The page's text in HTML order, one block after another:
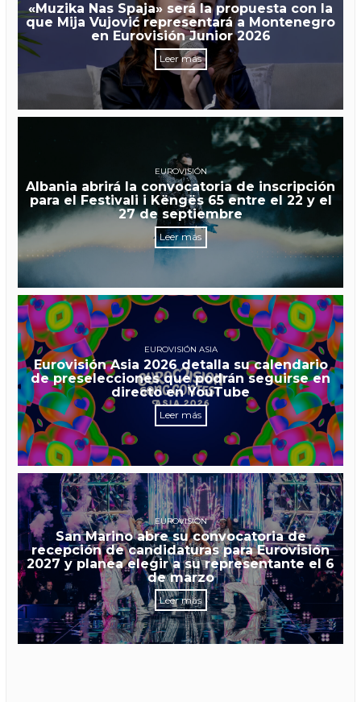
«Muzika Nas Spaja» será la propuesta con la
que Mija Vujović representará a Montenegro
en Eurovisión Junior 2026
Leer más
EUROVISIÓN
Albania abrirá la convocatoria de inscripción
para el Festivali i Këngës 65 entre el 22 y el
27 de septiembre
Leer más
EUROVISIÓN ASIA
Eurovisión Asia 2026 detalla su calendario
de preselecciones que podrán seguirse en
directo en YouTube
Leer más
EUROVISIÓN
San Marino abre su convocatoria de
recepción de candidaturas para Eurovisión
2027 y planea elegir a su representante el 6
de marzo
Leer más